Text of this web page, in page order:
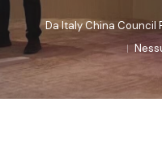
DaItaly China Council